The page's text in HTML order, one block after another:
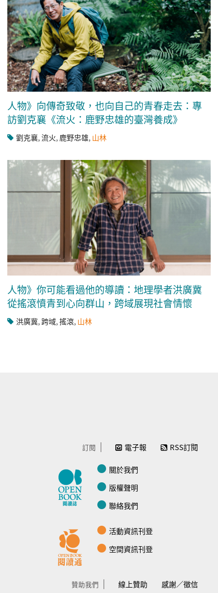
人物》向傳奇致敬，也向自己的青春走去：專
訪劉克襄《流火：鹿野忠雄的臺灣養成》
劉克襄,流火, 鹿野忠雄, 山林
人物》你可能看過他的導讀：地理學者洪廣冀
從搖滾憤青到心向群山，跨域展現社會情懷
洪廣冀, 跨域,搖滾, 山林
訂閱 電子報 RSS訂閱
關於我們
版權聲明
聯絡我們
活動資訊刊登
空間資訊刊登
贊助我們 線上贊助
感謝／徵信